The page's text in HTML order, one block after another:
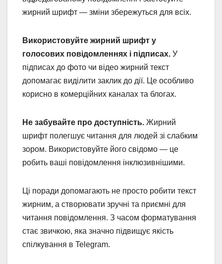
жирний шрифт — зміни збережуться для всіх.
Використовуйте жирний шрифт у
голосових повідомленнях і підписах. У
підписах до фото чи відео жирний текст
допомагає виділити заклик до дії. Це особливо
корисно в комерційних каналах та блогах.
Не забувайте про доступність. Жирний
шрифт полегшує читання для людей зі слабким
зором. Використовуйте його свідомо — це
робить ваші повідомлення інклюзивнішими.
Ці поради допомагають не просто робити текст
жирним, а створювати зручні та приємні для
читання повідомлення. З часом форматування
стає звичкою, яка значно підвищує якість
спілкування в Telegram.